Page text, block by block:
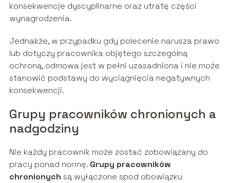
konsekwencje dyscyplinarne oraz utratę części
wynagrodzenia.
Jednakże, w przypadku gdy polecenie narusza prawo
lub dotyczy pracownika objętego szczególną
ochroną, odmowa jest w pełni uzasadniona i nie może
stanowić podstawy do wyciągnięcia negatywnych
konsekwencji.
Grupy pracowników chronionych a
nadgodziny
Nie każdy pracownik może zostać zobowiązany do
pracy ponad normę. Grupy pracowników
chronionych są wyłączone spod obowiązku